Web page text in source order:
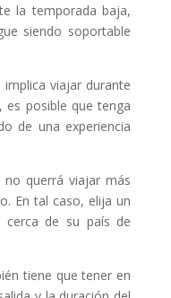
la temporada baja,
siendo soportable
viajar durante
es posible que tenga
de una experiencia
no querrá viajar más
En tal caso, elija un
de su país de
tiene que tener en